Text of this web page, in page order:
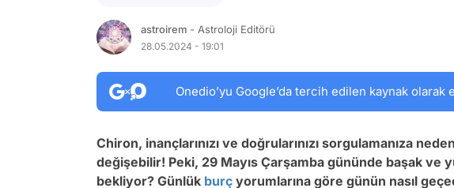
astroirem - Astroloji Editörü
28.05.2024 - 19:01
Onedio’yu Google’da tercih edilen kaynak olarak
Chiron, inançlarınızı ve doğrularınızı sorgulamanıza
değişebilir! Peki, 29 Mayıs Çarşamba gününde başak ve
bekliyor? Günlük burç yorumlarına göre günün nasıl